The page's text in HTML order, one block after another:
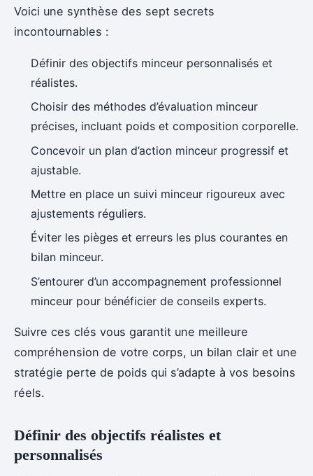
Voici une synthèse des sept secrets
incontournables :
Définir des objectifs minceur personnalisés et
réalistes.
Choisir des méthodes d’évaluation minceur
précises, incluant poids et composition corporelle.
Concevoir un plan d’action minceur progressif et
ajustable.
Mettre en place un suivi minceur rigoureux avec
ajustements réguliers.
Éviter les pièges et erreurs les plus courantes en
bilan minceur.
S’entourer d’un accompagnement professionnel
minceur pour bénéficier de conseils experts.
Suivre ces clés vous garantit une meilleure
compréhension de votre corps, un bilan clair et une
stratégie perte de poids qui s’adapte à vos besoins
réels.
Définir des objectifs réalistes et
personnalisés